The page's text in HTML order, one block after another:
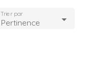
Pertinence
Trier par